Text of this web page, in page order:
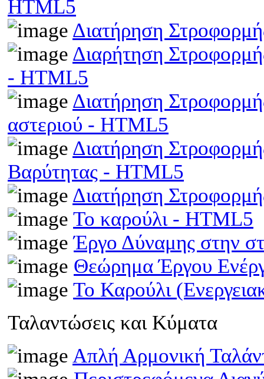
HTML5
Διατήρηση
Διαρήτηση
- HTML5
Διατήρηση
αστεριού - HTML5
Διατήρηση
Βαρύτητας - HTML5
Διατήρηση
Το καρούλι - HTML5
Έργο Δύναμης στην
Θεώρημα Έργου
Το Καρούλι
Ταλαντώσεις και Κύματα
Απλή Αρμονική